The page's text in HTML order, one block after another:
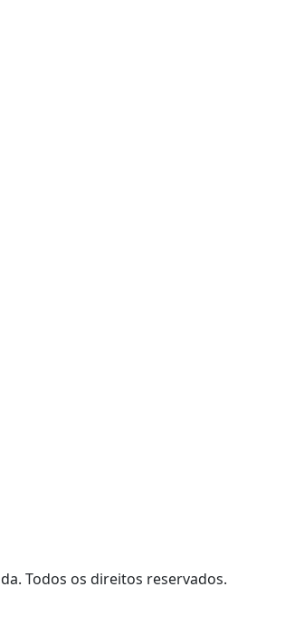
Todos os direitos reservados.